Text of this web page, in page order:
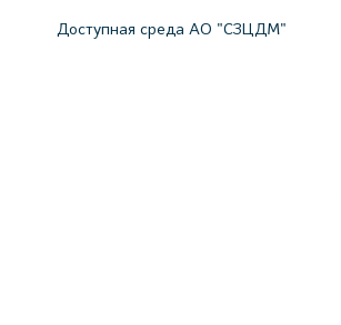
Доступная среда АО "СЗЦДМ"